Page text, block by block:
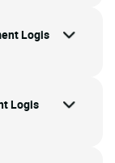
Logis
Logis